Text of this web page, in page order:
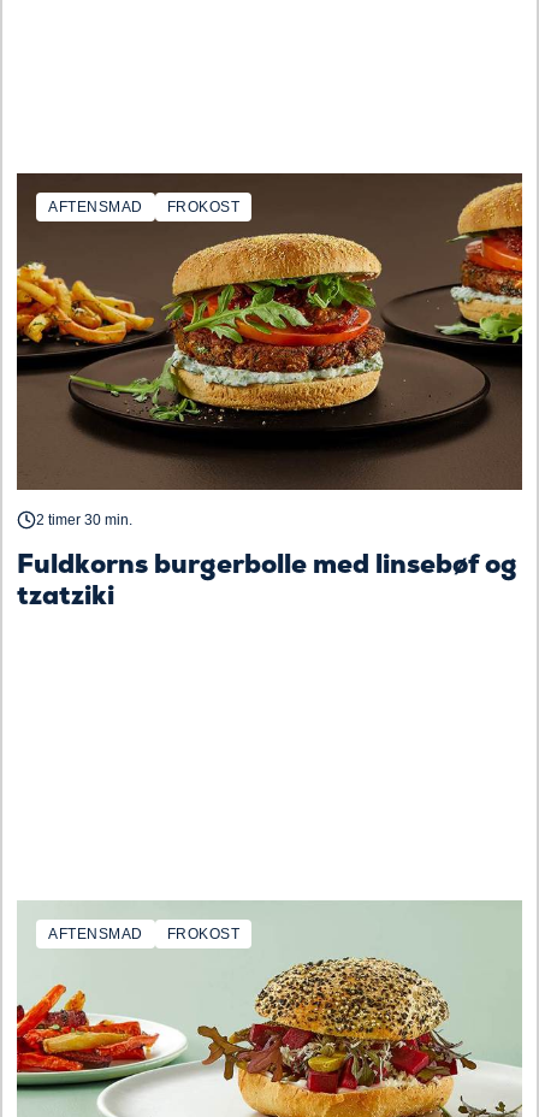
AFTENSMAD FROKOST
2 timer 30 min.
Fuldkorns burgerbolle med linsebøf og
tzatziki
AFTENSMAD FROKOST